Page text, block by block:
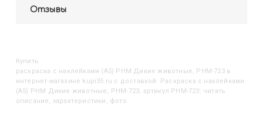
Отзывы
Купить
Раскраска с наклейками (А5) РНМ Дикие животные, РНМ-723в
интернет-магазине kupi35.ru с доставкой. Раскраска с наклейками
(А5) РНМ Дикие животные, РНМ-723, артикул РНМ-723: читать
описание, характеристики, фото